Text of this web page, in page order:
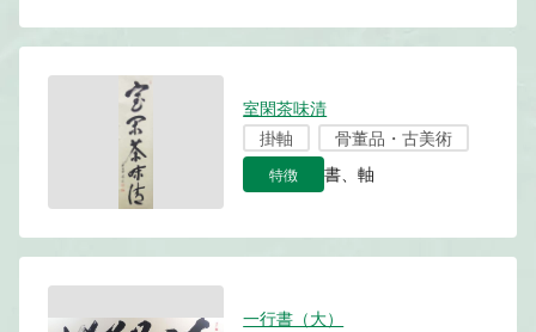
室閑茶味清
掛軸
骨董品・古美術
特徴 書、軸
一行書（大）